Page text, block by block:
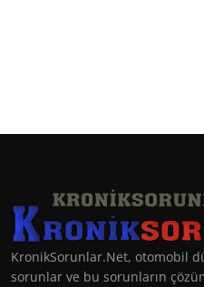
KronikSorunlar.Net, otomobil
sorunlar ve bu sorunların